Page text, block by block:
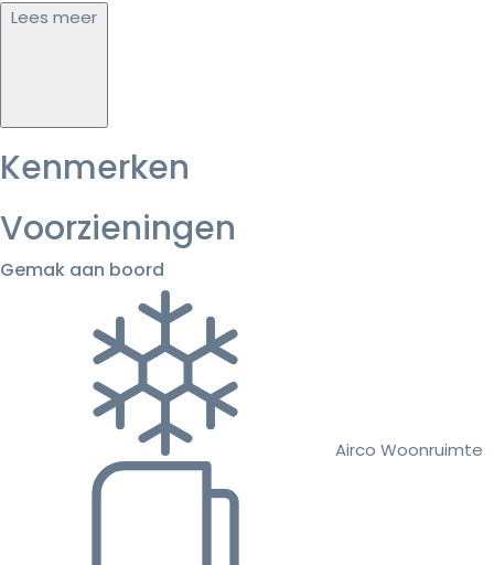
Lees meer
Kenmerken
Voorzieningen
Gemak aan boord
Airco Woonruimte